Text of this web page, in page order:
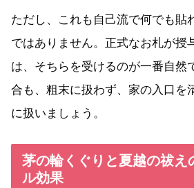
ただし、これも自己流で何でも貼
ではありません。正式なお札が授
は、そちらを受けるのが一番自然
合も、粗末に扱わず、家の入口を
に扱いましょう。
茅の輪くぐりと夏越の祓え
ル効果